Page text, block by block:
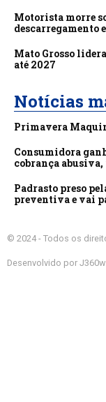
Motorista morre
descarregamento
Mato Grosso
até 2027
Notícias
Primavera
Consumidora
cobrança
Padrasto preso
preventiva e vai
© 2024 - Todos os
Desenvolvido por